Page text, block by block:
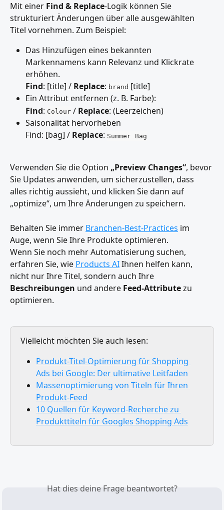
Mit einer Find & Replace-Logik können Sie
strukturiert Änderungen über alle ausgewählten
Titel vornehmen. Zum Beispiel:
Das Hinzufügen eines bekannten
Markennamens kann Relevanz und Klickrate
erhöhen.
Find: [title] / Replace: brand [title]
Ein Attribut entfernen (z. B. Farbe):
Find: Colour / Replace: (Leerzeichen)
Saisonalität hervorheben
Find: [bag] / Replace: Summer Bag
Verwenden Sie die Option „Preview Changes“, bevor
Sie Updates anwenden, um sicherzustellen, dass
alles richtig aussieht, und klicken Sie dann auf
„optimize“, um Ihre Änderungen zu speichern.
Behalten Sie immer Branchen-Best-Practices im
Auge, wenn Sie Ihre Produkte optimieren.
Wenn Sie noch mehr Automatisierung suchen,
erfahren Sie, wie Products AI Ihnen helfen kann,
nicht nur Ihre Titel, sondern auch Ihre
Beschreibungen und andere Feed-Attribute zu
optimieren.
Vielleicht möchten Sie auch lesen:
Produkt-Titel-Optimierung für Shopping
Ads bei Google: Der ultimative Leitfaden
Massenoptimierung von Titeln für Ihren
Produkt-Feed
10 Quellen für Keyword-Recherche zu
Produkttiteln für Googles Shopping Ads
Hat dies deine Frage beantwortet?